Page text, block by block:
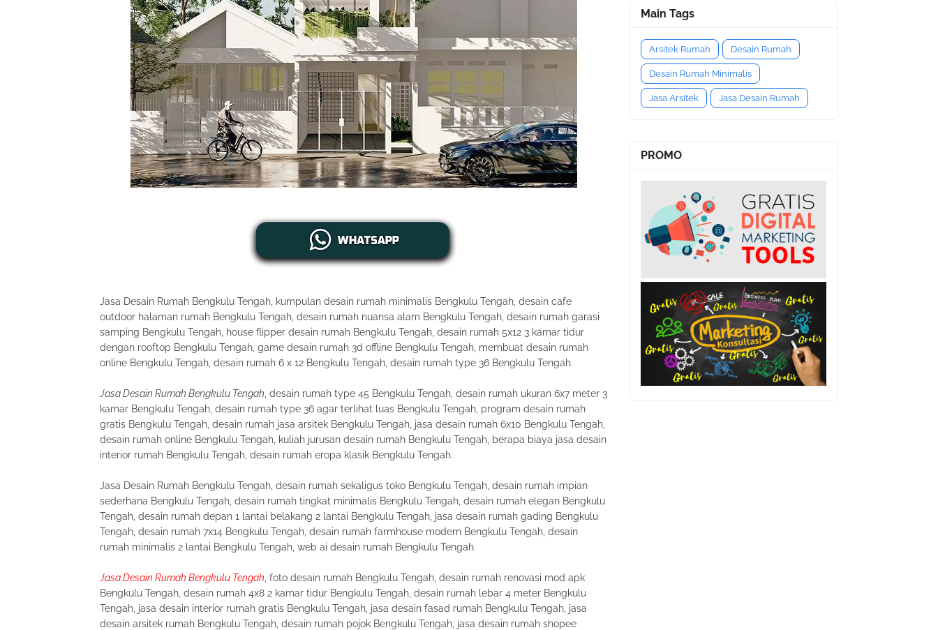
Jasa Desain Rumah Bengkulu Tengah, kumpulan desain rumah minimalis Bengkulu Tengah, desain cafe
outdoor halaman rumah Bengkulu Tengah, desain rumah nuansa alam Bengkulu Tengah, desain rumah garasi
samping Bengkulu Tengah, house flipper desain rumah Bengkulu Tengah, desain rumah 5x12 3 kamar tidur
dengan rooftop Bengkulu Tengah, game desain rumah 3d offline Bengkulu Tengah, membuat desain rumah
online Bengkulu Tengah, desain rumah 6 x 12 Bengkulu Tengah, desain rumah type 36 Bengkulu Tengah.
Jasa Desain Rumah Bengkulu Tengah , desain rumah type 45 Bengkulu Tengah, desain rumah ukuran 6x7 meter 3
kamar Bengkulu Tengah, desain rumah type 36 agar terlihat luas Bengkulu Tengah, program desain rumah
gratis Bengkulu Tengah, desain rumah jasa arsitek Bengkulu Tengah, jasa desain rumah 6x10 Bengkulu Tengah,
desain rumah online Bengkulu Tengah, kuliah jurusan desain rumah Bengkulu Tengah, berapa biaya jasa desain
interior rumah Bengkulu Tengah, desain rumah eropa klasik Bengkulu Tengah.
Jasa Desain Rumah Bengkulu Tengah, desain rumah sekaligus toko Bengkulu Tengah, desain rumah impian
sederhana Bengkulu Tengah, desain rumah tingkat minimalis Bengkulu Tengah, desain rumah elegan Bengkulu
Tengah, desain rumah depan 1 lantai belakang 2 lantai Bengkulu Tengah, jasa desain rumah gading Bengkulu
Tengah, desain rumah 7x14 Bengkulu Tengah, desain rumah farmhouse modern Bengkulu Tengah, desain
rumah minimalis 2 lantai Bengkulu Tengah, web ai desain rumah Bengkulu Tengah.
Jasa Desain Rumah Bengkulu Tengah , foto desain rumah Bengkulu Tengah, desain rumah renovasi mod apk
Bengkulu Tengah, desain rumah 4x8 2 kamar tidur Bengkulu Tengah, desain rumah lebar 4 meter Bengkulu
Tengah, jasa desain interior rumah gratis Bengkulu Tengah, jasa desain fasad rumah Bengkulu Tengah, jasa
desain arsitek rumah Bengkulu Tengah, desain rumah pojok Bengkulu Tengah, jasa desain rumah shopee
Main Tags
Arsitek Rumah Desain Rumah
Desain Rumah Minimalis
Jasa Arsitek Jasa Desain Rumah
PROMO